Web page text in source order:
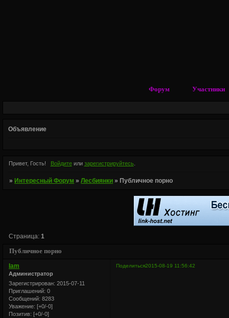
Форум Участники
Объявление
Привет, Гость! Войдитеили зарегистрируйтесь.
» Интересный Форум »Лесбиянки » Публичное порно
Публичное порно
Страница:1
Поделиться2015-08-19 11:56:42
Iam
Администратор
Зарегистрирован: 2015-07-11
Приглашений: 0
Сообщений: 8283
Уважение: [+0/-0]
Позитив: [+0/-0]